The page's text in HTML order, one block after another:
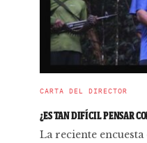
CARTA DEL DIRECTOR
¿ES TAN DIFÍCIL PENSAR
La reciente